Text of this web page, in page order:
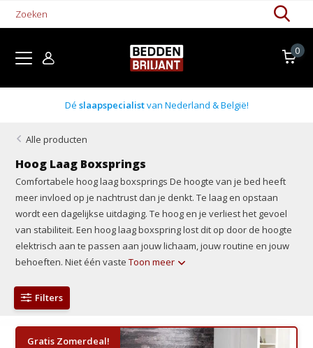
0
Boxsprings uit voorraad
Alle producten
Hoog Laag Boxsprings
Comfortabele hoog laag boxsprings De hoogte van je bed heeft
meer invloed op je nachtrust dan je denkt. Te laag en opstaan
wordt een dagelijkse uitdaging. Te hoog en je verliest het gevoel
van stabiliteit. Een hoog laag boxspring lost dit op door de hoogte
elektrisch aan te passen aan jouw lichaam, jouw routine en jouw
behoeften. Niet één vasteToon meer
Filters
Gratis Zomerdeal!